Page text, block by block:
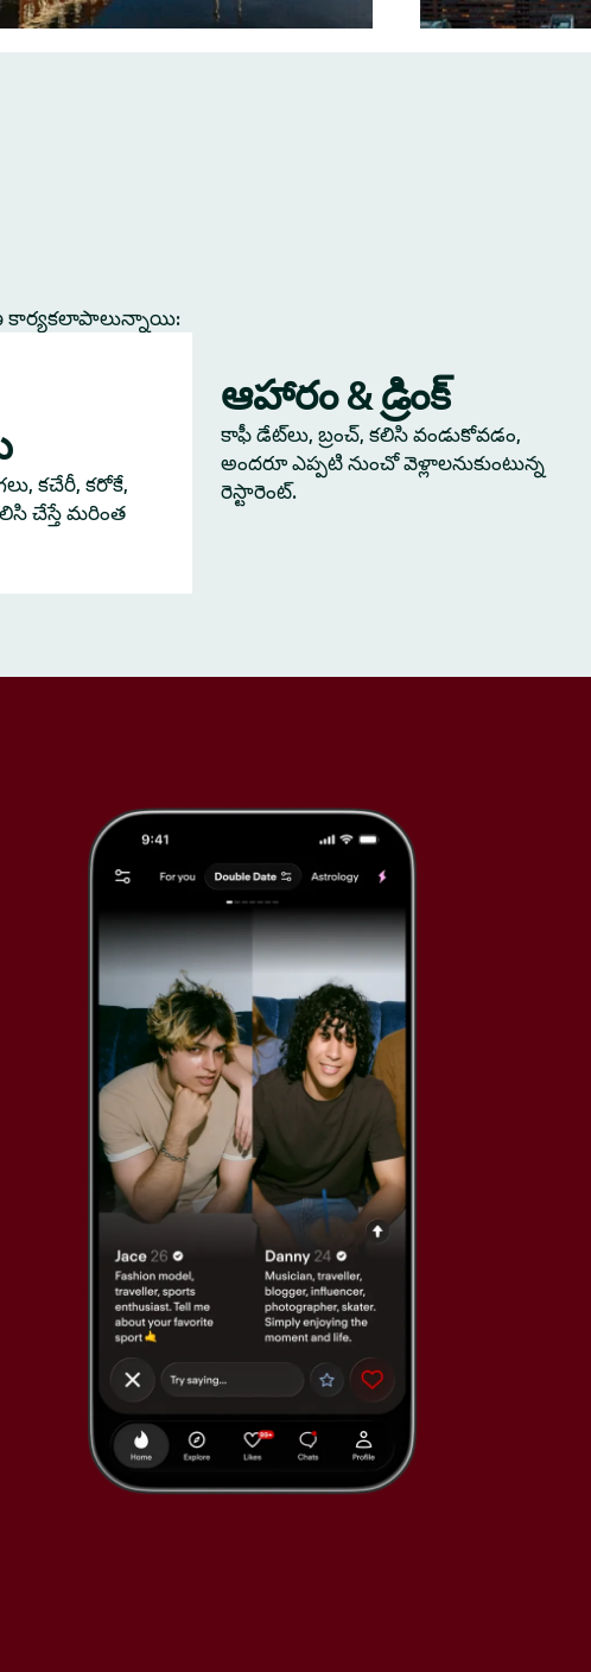
కార్యకలాపాలున్నాయి:
కచేరీ, కరోకే,
చేస్తే మరింత
ఆహారం & డ్రింక్
కాఫీ డేట్‌లు, బ్రంచ్, కలిసి వండుకోవడం,
అందరూ ఎప్పటి నుంచో వెళ్లాలనుకుంటున్న
రెస్టారెంట్.